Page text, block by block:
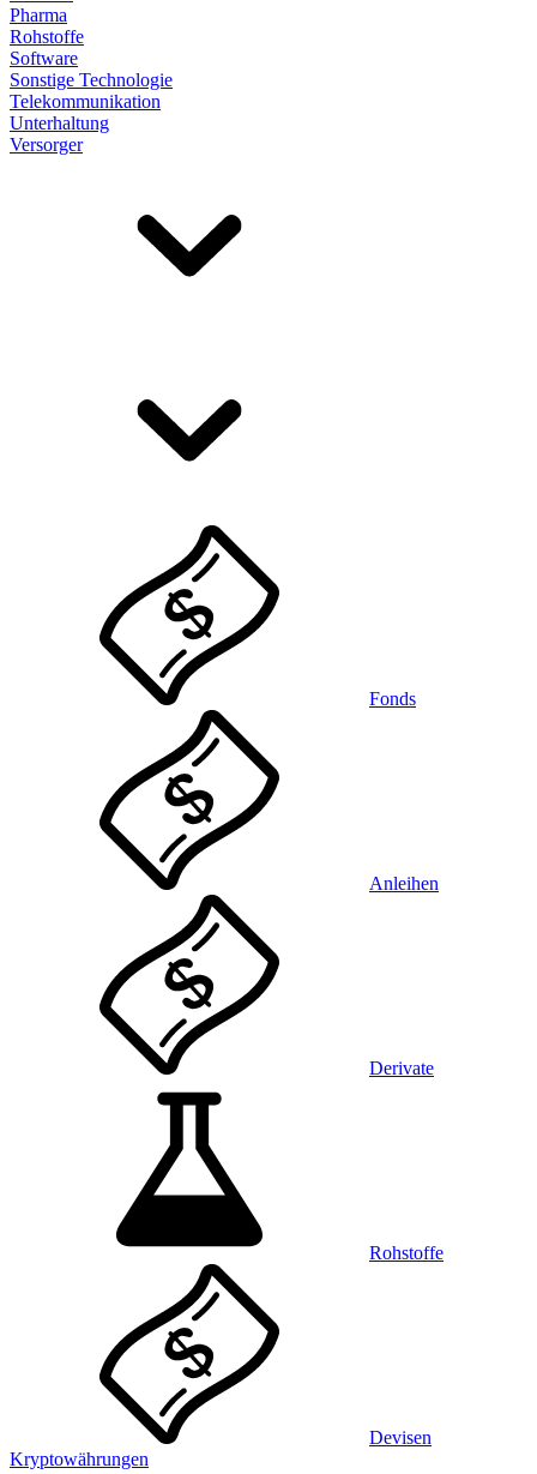
Pharma
Rohstoffe
Software
Sonstige Technologie
Telekommunikation
Unterhaltung
Versorger
Fonds
Anleihen
Derivate
Rohstoffe
Devisen
Kryptowährungen